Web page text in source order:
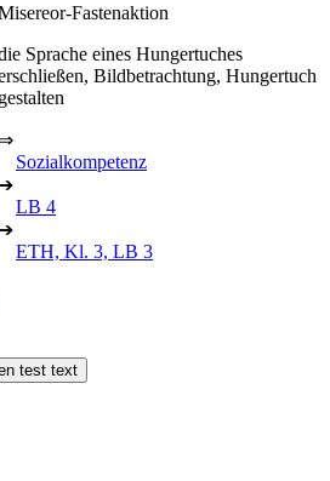
Fastenaktion
Sprache eines Hungertuches
Bildbetrachtung, Hungertuch
gestalten
⇒
Sozialkompetenz
➔
LB 4
➔
ETH, Kl. 3, LB 3
test text